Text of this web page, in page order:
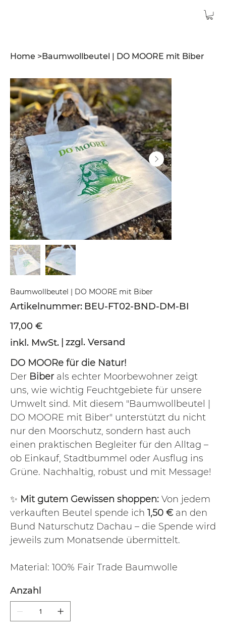
Home >Baumwollbeutel | DO MOORE mit Biber
Baumwollbeutel | DO MOORE mit Biber
Artikelnummer: Artikelnummer:
BEU-
BEU-FT02-BND-DM-BI
Preis
17,00 €
inkl. MwSt. zzgl. Versand
DO MOORe für die Natur!
Der Biberals echter Moorbewohner zeigt
uns, wie wichtig Feuchtgebiete für unsere
Umwelt sind. Mit diesem "Baumwollbeutel |
DO MOORE mit Biber" unterstützt du nicht
nur den Moorschutz, sondern hast auch
einen praktischen Begleiter für den Alltag –
ob Einkauf, Stadtbummel oder Ausflug ins
Grüne. Nachhaltig, robust und mit Message!
✨ Mit gutem Gewissen shoppen: Von jedem
verkauften Beutel spende ich 1,50 €an den
Bund Naturschutz Dachau – die Spende wird
jeweils zum Monatsende übermittelt.
Material: 100% Fair Trade Baumwolle
Anzahl